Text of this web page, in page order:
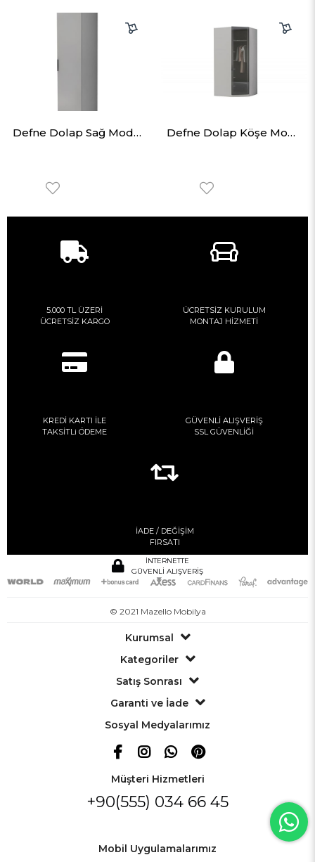
Defne Dolap Sağ Modül 50cm Defne Dolap Köşe Modül
5.000 TL ÜZERİ
ÜCRETSİZ KARGO
ÜCRETSİZ KURULUM
MONTAJ HİZMETİ
KREDİ KARTI İLE
TAKSİTLi ÖDEME
GÜVENLİ ALIŞVERİŞ
SSL GÜVENLİĞİ
İADE / DEĞİŞİM
FIRSATI
İNTERNETTE
GÜVENLİ ALIŞVERİŞ
© 2021 Mazello Mobilya
Kurumsal
Kategoriler
Satış Sonrası
Garanti ve İade
Sosyal Medyalarımız
Müşteri Hizmetleri
+90(555) 034 66 45
Mobil Uygulamalarımız